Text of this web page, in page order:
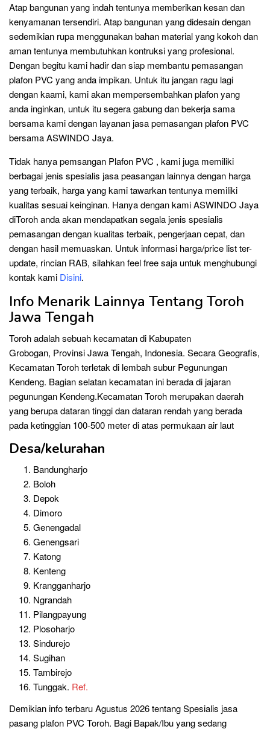
Atap bangunan yang indah tentunya memberikan kesan dan
kenyamanan tersendiri. Atap bangunan yang didesain dengan
sedemikian rupa menggunakan bahan material yang kokoh dan
aman tentunya membutuhkan kontruksi yang profesional.
Dengan begitu kami hadir dan siap membantu pemasangan
plafon PVC yang anda impikan. Untuk itu jangan ragu lagi
dengan kaami, kami akan mempersembahkan plafon yang
anda inginkan, untuk itu segera gabung dan bekerja sama
bersama kami dengan layanan jasa pemasangan plafon PVC
bersama ASWINDO Jaya.
Tidak hanya pemsangan Plafon PVC , kami juga memiliki
berbagai jenis spesialis jasa peasangan lainnya dengan harga
yang terbaik, harga yang kami tawarkan tentunya memiliki
kualitas sesuai keinginan. Hanya dengan kami ASWINDO Jaya
diToroh anda akan mendapatkan segala jenis spesialis
pemasangan dengan kualitas terbaik, pengerjaan cepat, dan
dengan hasil memuaskan. Untuk informasi harga/price list ter-
update, rincian RAB, silahkan feel free saja untuk menghubungi
kontak kami Disini.
Info Menarik Lainnya Tentang Toroh
Jawa Tengah
Toroh adalah sebuah kecamatan di Kabupaten
Grobogan, Provinsi Jawa Tengah, Indonesia. Secara Geografis,
Kecamatan Toroh terletak di lembah subur Pegunungan
Kendeng. Bagian selatan kecamatan ini berada di jajaran
pegunungan Kendeng.Kecamatan Toroh merupakan daerah
yang berupa dataran tinggi dan dataran rendah yang berada
pada ketinggian 100-500 meter di atas permukaan air laut
Desa/kelurahan
Bandungharjo
Boloh
Depok
Dimoro
Genengadal
Genengsari
Katong
Kenteng
Krangganharjo
Ngrandah
Pilangpayung
Plosoharjo
Sindurejo
Sugihan
Tambirejo
Tunggak. Ref.
Demikian info terbaru Agustus 2026 tentang Spesialis jasa
pasang plafon PVC Toroh. Bagi Bapak/Ibu yang sedang